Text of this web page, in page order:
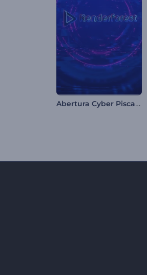
Abertura Cyber Piscando